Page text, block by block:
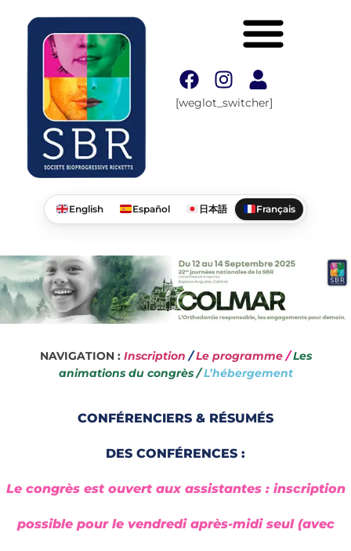
[weglot_switcher]
English Español 日本語 Français
NAVIGATION : Inscription /Le programme/Les
animations du congrès/L’hébergement
CONFÉRENCIERS & RÉSUMÉS
DES CONFÉRENCES :
Le congrès est ouvert aux assistantes : inscription
possible pour le vendredi après-midi seul (avec